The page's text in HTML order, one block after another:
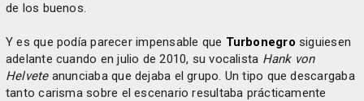
de los buenos.
Y es que podía parecer impensable que Turbonegro siguiesen
adelante cuando en julio de 2010, su vocalista Hank von
Helveteanunciaba que dejaba el grupo. Un tipo que descargaba
tanto carisma sobre el escenario resultaba prácticamente